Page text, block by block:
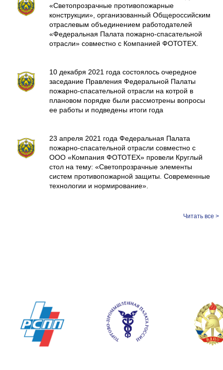
«Светопрозрачные противопожарные
конструкции», организованный Общероссийским
отраслевым объединением работодателей
«Федеральная Палата пожарно-спасательной
отрасли» совместно с Компанией ФОТОТЕХ.
10 декабря 2021 года состоялось очередное
заседание Правления Федеральной Палаты
пожарно-спасательной отрасли на котрой в
плановом порядке были рассмотрены вопросы
ее работы и подведены итоги года
23 апреля 2021 года Федеральная Палата
пожарно-спасательной отрасли совместно с
ООО «Компания ФОТОТЕХ» провели Круглый
стол на тему: «Светопрозрачные элементы
систем противопожарной защиты. Современные
технологии и нормирование».
Читать все >